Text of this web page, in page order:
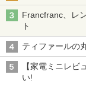
Francfranc、レ
ト
ティファールの
【家電ミニレ
い!